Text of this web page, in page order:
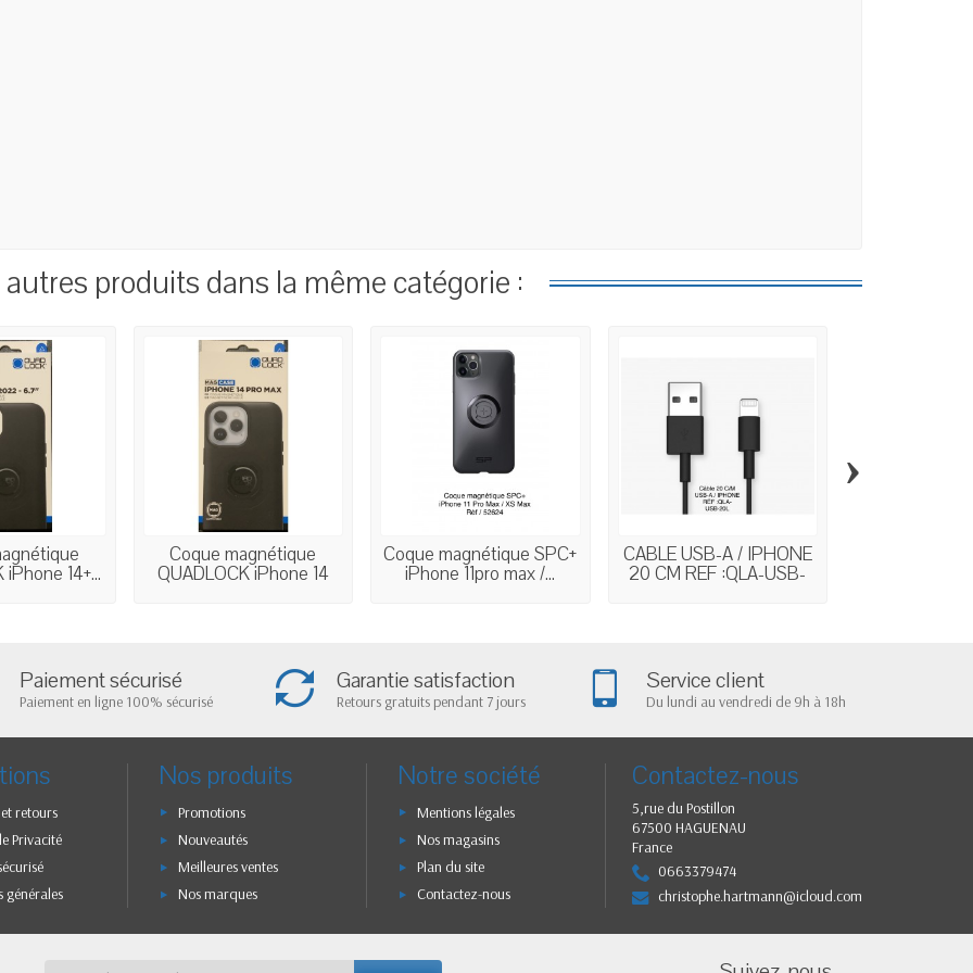
produits dans la même catégorie :
14+...
Coque magnétique
QUADLOCK iPhone 14
Coque magnétique SPC+
iPhone 11pro max /...
CABLE USB-A / IPHONE
20 CM REF :QLA-USB-
›
Paiement sécurisé
Paiement en ligne 100% sécurisé
Garantie satisfaction
Retours gratuits pendant 7 jours
Service client
Du lundi au vendredi de 9h à 18h
retours
Privacité
générales
Nos produits
Promotions
Nouveautés
Meilleures ventes
Nos marques
Notre société
Mentions légales
Nos magasins
Plan du site
Contactez-nous
Contactez-nous
5,rue du Postillon
67500 HAGUENAU
France
0663379474
christophe.hartmann@icloud.com